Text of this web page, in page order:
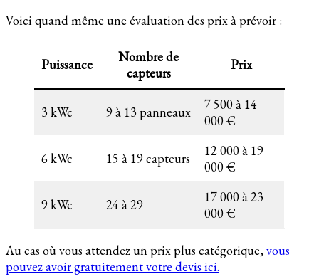
Voici quand même une évaluation des prix à prévoir :
Puissance
Nombre de
capteurs
Prix
3 kWc 9 à 13 panneaux
7 500 à 14
000 €
6 kWc 15 à 19 capteurs
12 000 à 19
000 €
9 kWc 24 à 29
17 000 à 23
000 €
Au cas où vous attendez un prix plus catégorique,vous
pouvez avoir gratuitement votre devis ici.